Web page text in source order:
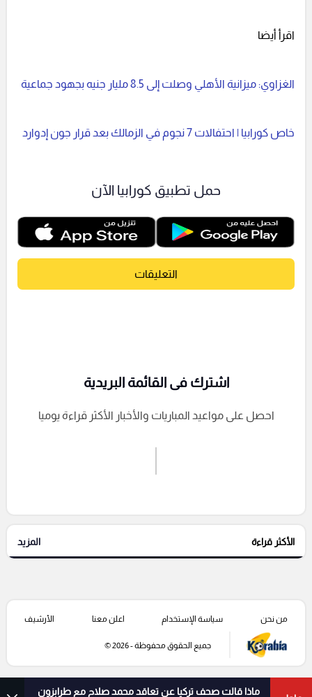
اقرأ أيضا
الغزاوي: ميزانية الأهلي وصلت إلى 8.5 مليار جنيه بجهود جماعية
خاص كورابيا | احتفالات 7 نجوم في الزمالك بعد قرار جون إدوارد
حمل تطبيق كورابيا الآن
التعليقات
إرسال تعليق
التعليقات السابقة
اشترك فى القائمة البريدية
احصل على مواعيد المباريات والأخبار الأكثر قراءة يوميا
الأكثر قراءة المزيد
ماذا قالت صحف تركيا عن تعاقد محمد صلاح مع طرابزون
من نحن سياسة الإستخدام اعلن معنا الأرشيف
جميع الحقوق محفوظة - 2026 ©